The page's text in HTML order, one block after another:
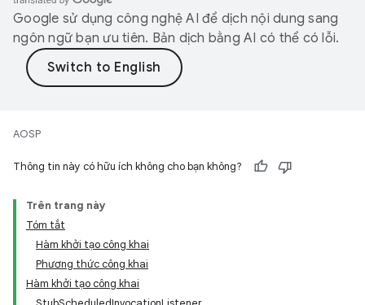
Google sử dụng công nghệ AI để dịch nội dung sang
ngôn ngữ bạn ưu tiên. Bản dịch bằng AI có thể có lỗi.
AOSP
Thông tin này có hữu ích không cho bạn không?
Trên trang này
Tóm tắt
Hàm khởi tạo công khai
Phương thức công khai
Hàm khởi tạo công khai